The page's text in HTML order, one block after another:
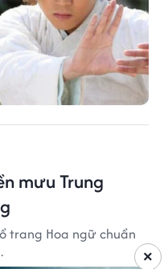
mưu Trung
trang Hoa ngữ chuẩn
×